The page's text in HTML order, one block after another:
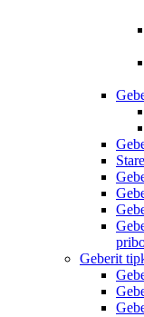
Geberit